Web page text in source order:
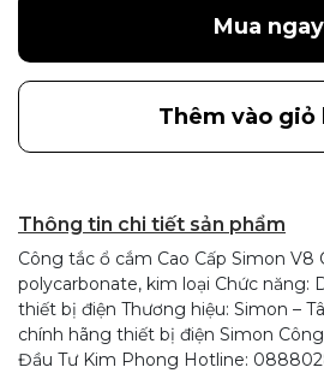
Mua ngay
Thêm vào giỏ
Thông tin chi tiết sản phẩm
Công tắc ổ cắm Cao Cấp Simon V8
polycarbonate, kim loại Chức năng:
thiết bị điện Thương hiệu: Simon –
chính hãng thiết bị điện Simon
Đầu Tư Kim Phong Hotline: